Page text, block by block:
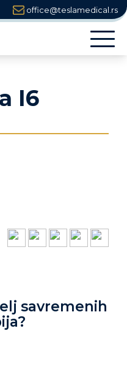
office@teslamedical.rs
I6
savremenih